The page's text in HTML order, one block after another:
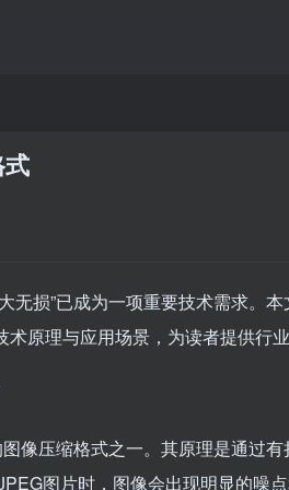
无损”已成为一项重要技术需求。
原理与应用场景，为读者提供行业
像压缩格式之一。其原理是通过
图片时，图像会出现明显的噪